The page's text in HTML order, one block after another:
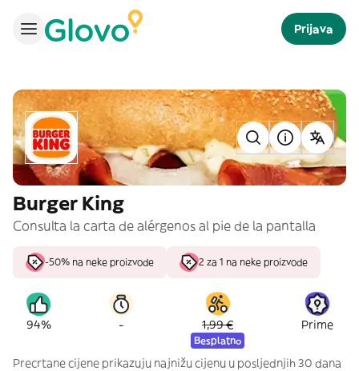
Prijava
Burger King
Consulta la carta de alérgenos al pie de la pantalla
-50% na neke proizvode 2 za 1 na neke proizvode
94% - 1,99 €
Besplatno
Prime
Precrtane cijene prikazuju najnižu cijenu u posljednjih 30 dana